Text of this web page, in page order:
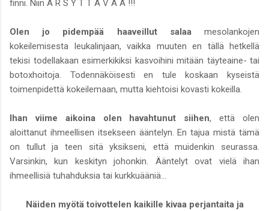
finni. Niin Ä R S Y T T Ä V Ä Ä !!!
Olen jo pidempää haaveillut salaa mesolankojen
kokeilemisesta leukalinjaan, vaikka muuten en tällä hetkellä
tekisi todellakaan esimerkikiksi kasvoihini mitään täyteaine- tai
botoxhoitoja. Todennäköisesti en tule koskaan kyseistä
toimenpidettä kokeilemaan, mutta kiehtoisi kovasti kokeilla.
Ihan viime aikoina olen havahtunut siihen, että olen
aloittanut ihmeellisen itsekseen ääntelyn. En tajua mistä tämä
on tullut ja teen sitä yksikseni, että muidenkin seurassa.
Varsinkin, kun keskityn johonkin. Ääntelyt ovat vielä ihan
ihmeellisiä tuhahduksia tai kurkkuääniä...
Näiden myötä toivottelen kaikille kivaa perjantaita ja